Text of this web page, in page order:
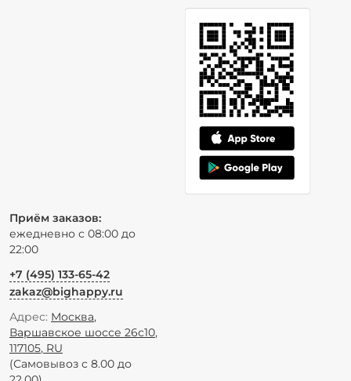
Приём заказов:
ежедневно с 08:00 до
22:00
+7 (495) 133-65-42
zakaz@bighappy.ru
Адрес: Москва,
Варшавское шоссе 26с10,
117105, RU
(Самовывоз с 8.00 до